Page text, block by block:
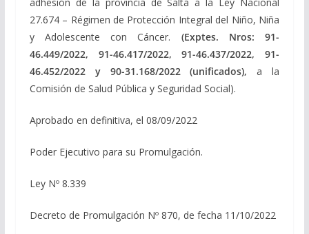
27.674 – Régimen de Protección Integral del Niño, Niña
y Adolescente con Cáncer. (Exptes. Nros: 91-
46.449/2022, 91-46.417/2022, 91-46.437/2022, 91-
46.452/2022 y 90-31.168/2022 (unificados),a la
Comisión de Salud Pública y Seguridad Social).
Aprobado en definitiva, el 08/09/2022
Poder Ejecutivo para su Promulgación.
Ley Nº 8.339
Decreto de Promulgación Nº 870, de fecha 11/10/2022